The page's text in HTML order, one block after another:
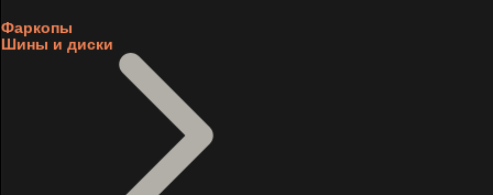
Фаркопы
Шины и диски